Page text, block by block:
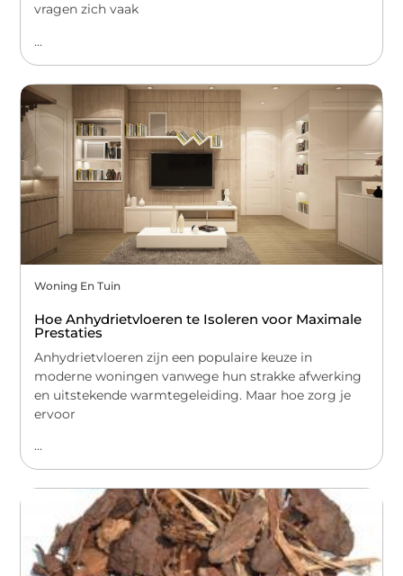
vragen zich vaak
...
Woning En Tuin
Hoe Anhydrietvloeren te Isoleren voor Maximale
Prestaties
Anhydrietvloeren zijn een populaire keuze in
moderne woningen vanwege hun strakke afwerking
en uitstekende warmtegeleiding. Maar hoe zorg je
ervoor
...